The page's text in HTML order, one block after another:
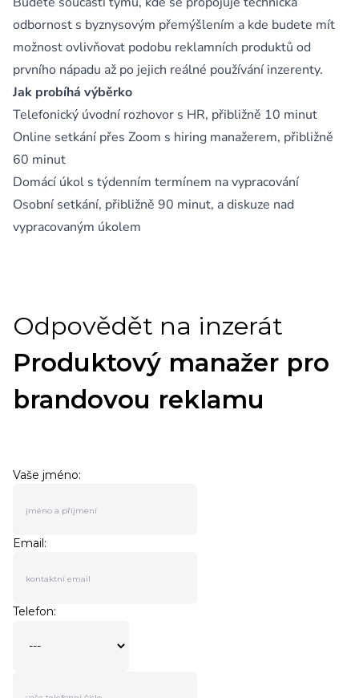
odbornost s byznysovým přemýšlením a kde budete mít
možnost ovlivňovat podobu reklamních produktů od
prvního nápadu až po jejich reálné používání inzerenty.
Jak probíhá výběrko
Telefonický úvodní rozhovor s HR, přibližně 10 minut
Online setkání přes Zoom s hiring manažerem, přibližně
60 minut
Domácí úkol s týdenním termínem na vypracování
Osobní setkání, přibližně 90 minut, a diskuze nad
vypracovaným úkolem